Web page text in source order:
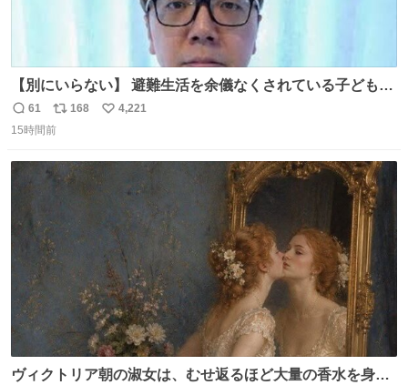
【別にいらない】 避難生活を余儀なくされている子どもた
ちのためにヒカキンボックス1000個を寄付させていただき
ました
返
信
61
リ
ポ
ト
168
い
4,221
15時間前
ヴィクトリア朝の淑女は、むせ返るほど大量の香水を身に